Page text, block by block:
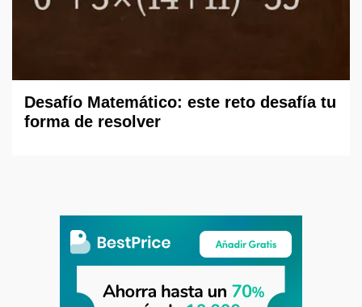
Desafío Matemático: este reto desafía tu
forma de resolver